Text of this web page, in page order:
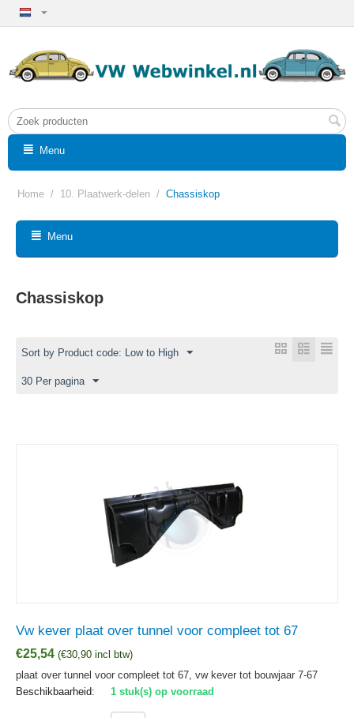
Menu
Home / 10. Plaatwerk-delen / Chassiskop
Menu
Chassiskop
Sort by Product code: Low to High
30 Per pagina
Vw kever plaat over tunnel voor compleet tot 67
€25,54 (€30,90 incl btw)
plaat over tunnel voor compleet tot 67, vw kever tot bouwjaar 7-67
Beschikbaarheid:
1 stuk(s) op voorraad